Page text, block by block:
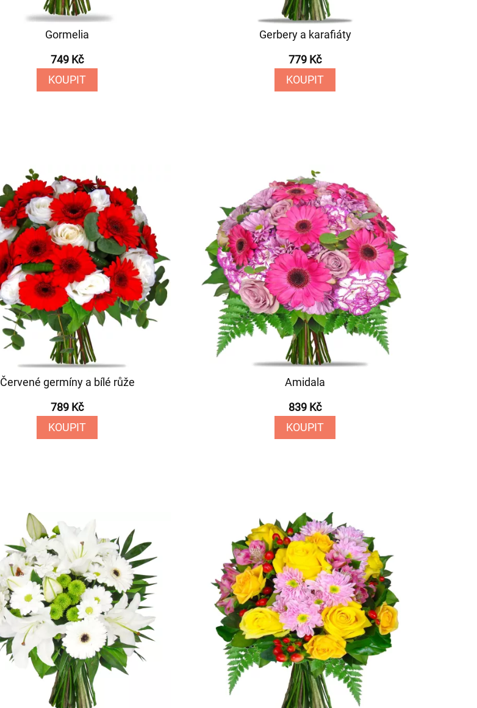
Gormelia
749 Kč
KOUPIT
Gerbery a karafiáty
779 Kč
KOUPIT
Červené germíny a bílé růže
789 Kč
KOUPIT
Amidala
839 Kč
KOUPIT